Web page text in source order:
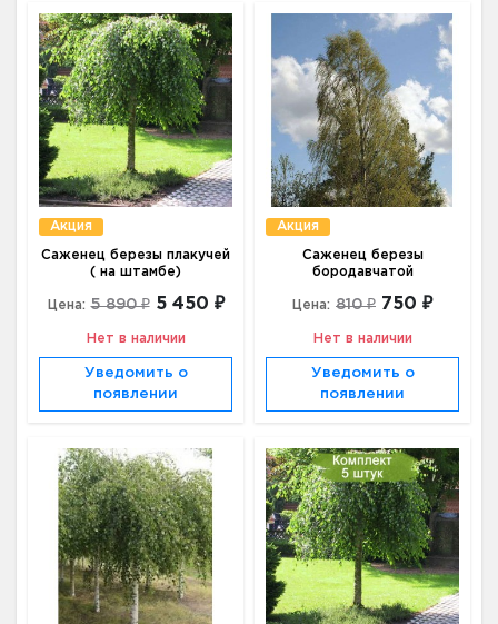
Акция
Саженец березы плакучей
( на штамбе)
Цена: 5 890 ₽ 5 450 ₽
Нет в наличии
Уведомить о
появлении
Акция
Саженец березы
бородавчатой
Цена: 810 ₽ 750 ₽
Нет в наличии
Уведомить о
появлении